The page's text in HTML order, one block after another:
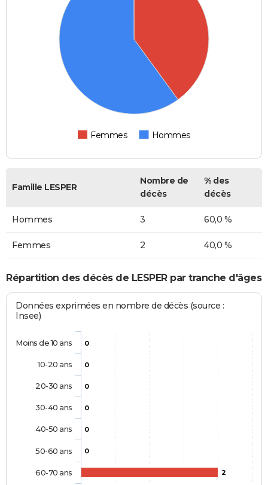
Femmes Hommes
Famille LESPER
Nombre de
décès
% des
décès
Hommes 3 60,0 %
Femmes 2 40,0 %
Répartition des décès de LESPER par tranche d'âges
Données exprimées en nombre de décès (source :
Insee)
0
0
0
0
0
0
2
Moins de 10 ans
10-20 ans
20-30 ans
30-40 ans
40-50 ans
50-60 ans
60-70 ans